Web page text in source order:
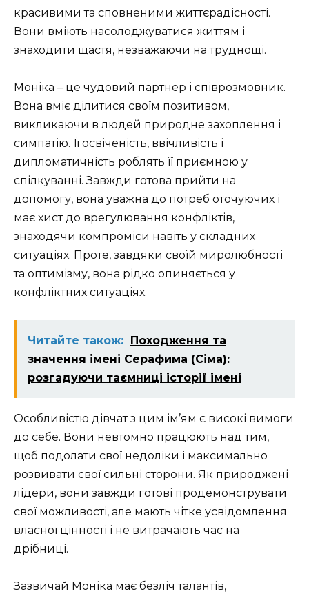
красивими та сповненими життєрадісності.
Вони вміють насолоджуватися життям і
знаходити щастя, незважаючи на труднощі.
Моніка – це чудовий партнер і співрозмовник.
Вона вміє ділитися своїм позитивом,
викликаючи в людей природне захоплення і
симпатію. Її освіченість, ввічливість і
дипломатичність роблять її приємною у
спілкуванні. Завжди готова прийти на
допомогу, вона уважна до потреб оточуючих і
має хист до врегулювання конфліктів,
знаходячи компроміси навіть у складних
ситуаціях. Проте, завдяки своїй миролюбності
та оптимізму, вона рідко опиняється у
конфліктних ситуаціях.
Читайте також: Походження та
значення імені Серафима (Сіма):
розгадуючи таємниці історії імені
Особливістю дівчат з цим ім’ям є високі вимоги
до себе. Вони невтомно працюють над тим,
щоб подолати свої недоліки і максимально
розвивати свої сильні сторони. Як природжені
лідери, вони завжди готові продемонструвати
свої можливості, але мають чітке усвідомлення
власної цінності і не витрачають час на
дрібниці.
Зазвичай Моніка має безліч талантів,